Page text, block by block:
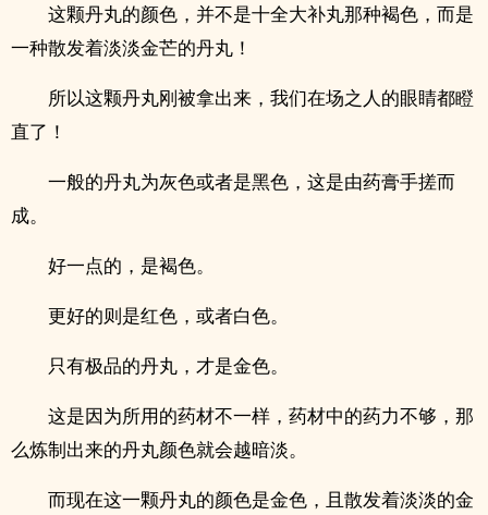
这颗丹丸的颜色，并不是十全大补丸那种褐色，而是
一种散发着淡淡金芒的丹丸！
所以这颗丹丸刚被拿出来，我们在场之人的眼睛都瞪
直了！
一般的丹丸为灰色或者是黑色，这是由药膏手搓而
成。
好一点的，是褐色。
更好的则是红色，或者白色。
只有极品的丹丸，才是金色。
这是因为所用的药材不一样，药材中的药力不够，那
么炼制出来的丹丸颜色就会越暗淡。
而现在这一颗丹丸的颜色是金色，且散发着淡淡的金